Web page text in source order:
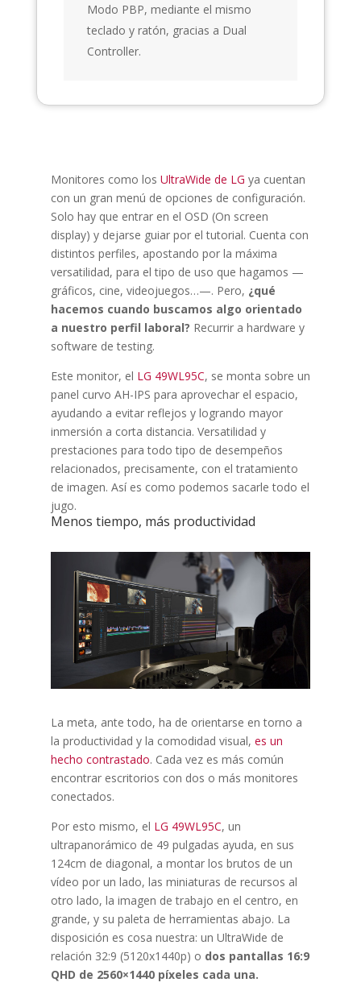
Modo PBP, mediante el mismo
teclado y ratón, gracias a Dual
Controller.
Monitores como los UltraWide de LG ya cuentan
con un gran menú de opciones de configuración.
Solo hay que entrar en el OSD (On screen
display) y dejarse guiar por el tutorial. Cuenta con
distintos perfiles, apostando por la máxima
versatilidad, para el tipo de uso que hagamos —
gráficos, cine, videojuegos…—. Pero, ¿qué
hacemos cuando buscamos algo orientado
a nuestro perfil laboral? Recurrir a hardware y
software de testing.
Este monitor, el LG 49WL95C, se monta sobre un
panel curvo AH-IPS para aprovechar el espacio,
ayudando a evitar reflejos y logrando mayor
inmersión a corta distancia. Versatilidad y
prestaciones para todo tipo de desempeños
relacionados, precisamente, con el tratamiento
de imagen. Así es como podemos sacarle todo el
jugo.
Menos tiempo, más productividad
La meta, ante todo, ha de orientarse en torno a
la productividad y la comodidad visual, es un
hecho contrastado. Cada vez es más común
encontrar escritorios con dos o más monitores
conectados.
Por esto mismo, el LG 49WL95C, un
ultrapanorámico de 49 pulgadas ayuda, en sus
124cm de diagonal, a montar los brutos de un
vídeo por un lado, las miniaturas de recursos al
otro lado, la imagen de trabajo en el centro, en
grande, y su paleta de herramientas abajo. La
disposición es cosa nuestra: un UltraWide de
relación 32:9 (5120x1440p) o dos pantallas 16:9
QHD de 2560×1440 píxeles cada una.